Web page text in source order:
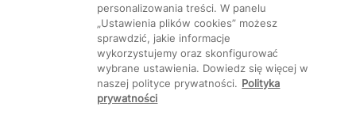
personalizowania treści. W panelu
„Ustawienia plików cookies” możesz
sprawdzić, jakie informacje
wykorzystujemy oraz skonfigurować
wybrane ustawienia. Dowiedz się więcej w
naszej polityce prywatności. Polityka
prywatności